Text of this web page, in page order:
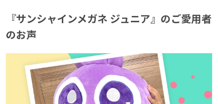
『サンシャインメガネ ジュニア』のご愛用者
のお声
『サンシャインメガネ ジュニア』のご愛用者
のお声